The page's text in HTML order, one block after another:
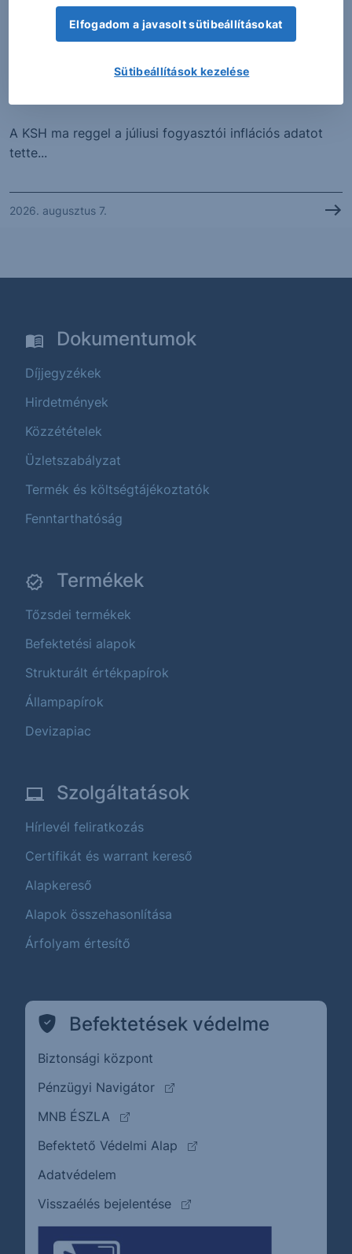
A KSH ma reggel a júliusi fogyasztói inflációs adatot
tette...
2026. augusztus 7.
Dokumentumok
Díjjegyzékek
Hirdetmények
Közzétételek
Üzletszabályzat
Termék és költségtájékoztatók
Fenntarthatóság
Termékek
Tőzsdei termékek
Befektetési alapok
Strukturált értékpapírok
Állampapírok
Devizapiac
Szolgáltatások
Hírlevél feliratkozás
Certifikát és warrant kereső
Alapkereső
Alapok összehasonlítása
Árfolyam értesítő
Befektetések védelme
Biztonsági központ
Pénzügyi Navigátor
(külső oldalra ugrik)
MNB ÉSZLA
(külső oldalra ugrik)
Befektető Védelmi Alap
(külső oldalra ugrik)
Adatvédelem
Visszaélés bejelentése
(külső oldalra ugrik)
Elfogadom a javasolt sütibeállításokat
Sütibeállítások kezelése